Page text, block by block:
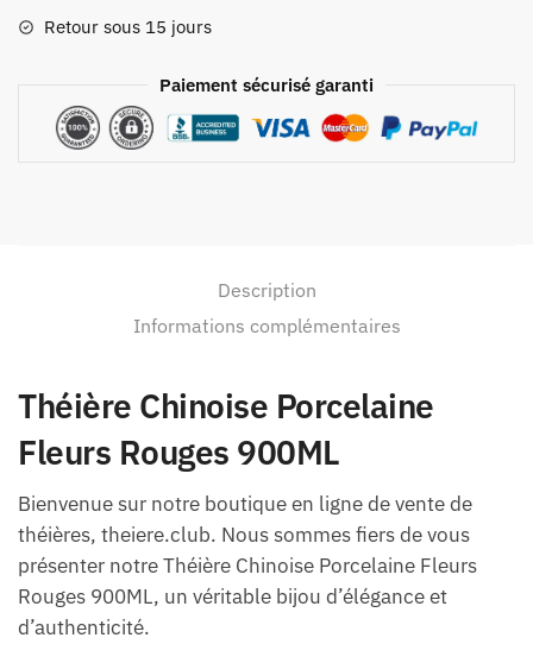
Retour sous 15 jours
Paiement sécurisé garanti
Description
Informations complémentaires
Théière Chinoise Porcelaine
Fleurs Rouges 900ML
Bienvenue sur notre boutique en ligne de vente de
théières, theiere.club. Nous sommes fiers de vous
présenter notre Théière Chinoise Porcelaine Fleurs
Rouges 900ML, un véritable bijou d’élégance et
d’authenticité.